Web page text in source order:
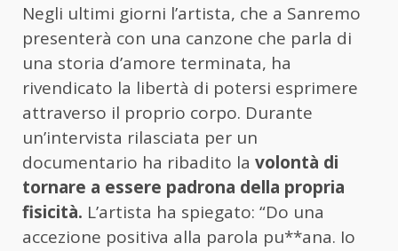
Negli ultimi giorni l’artista, che a Sanremo
presenterà con una canzone che parla di
una storia d’amore terminata, ha
rivendicato la libertà di potersi esprimere
attraverso il proprio corpo. Durante
un’intervista rilasciata per un
documentario ha ribadito la volontà di
tornare a essere padrona della propria
fisicità. L’artista ha spiegato: “Do una
accezione positiva alla parola pu**ana. Io